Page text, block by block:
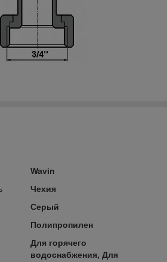
Wavin
Чехия
Серый
Полипропилен
Для горячего
водоснабжения, Для